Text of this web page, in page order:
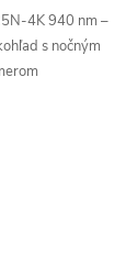
4K 940 nm –
s nočným